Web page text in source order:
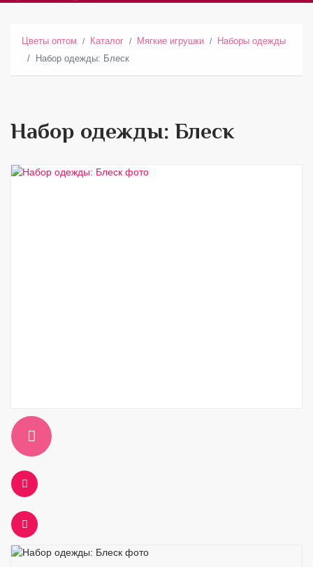
Цветы оптом Каталог Мягкие игрушки
Наборы одежды
Набор одежды: Блеск
Набор одежды: Блеск